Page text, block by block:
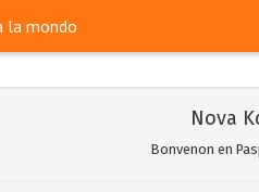
la mondo
Nova
Bonvenon en